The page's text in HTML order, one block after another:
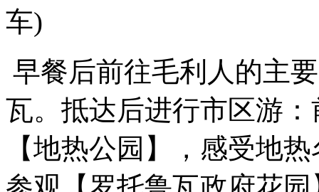
车)
早餐后前往毛利人的主
瓦。抵达后进行市区游
【地热公园】，感受地